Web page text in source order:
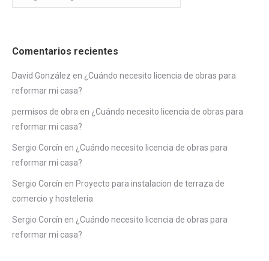
Comentarios recientes
David González en ¿Cuándo necesito licencia de obras para
reformar mi casa?
permisos de obra en ¿Cuándo necesito licencia de obras para
reformar mi casa?
Sergio Corcín en ¿Cuándo necesito licencia de obras para
reformar mi casa?
Sergio Corcín en Proyecto para instalacion de terraza de
comercio y hosteleria
Sergio Corcín en ¿Cuándo necesito licencia de obras para
reformar mi casa?